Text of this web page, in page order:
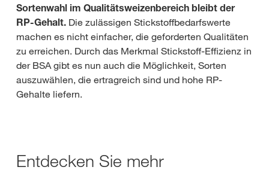
Sortenwahl im Qualitätsweizenbereich bleibt der
RP-Gehalt. Die zulässigen Stickstoffbedarfswerte
machen es nicht einfacher, die geforderten Qualitäten
zu erreichen. Durch das Merkmal Stickstoff-Effizienz in
der BSA gibt es nun auch die Möglichkeit, Sorten
auszuwählen, die ertragreich sind und hohe RP-
Gehalte liefern.
Entdecken Sie mehr